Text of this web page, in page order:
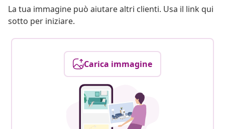
La tua immagine può aiutare altri clienti. Usa il link qui
sotto per iniziare.
Carica immagine